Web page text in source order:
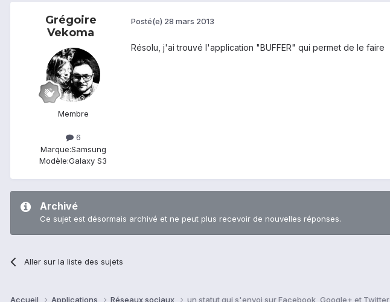
Grégoire
Vekoma
Membre
6
Marque:Samsung
Modèle:Galaxy S3
Posté(e) 28 mars 2013
Résolu, j'ai trouvé l'application "BUFFER" qui permet de le faire
Archivé
Ce sujet est désormais archivé et ne peut plus recevoir de nouvelles réponses.
Aller sur la liste des sujets
Accueil Applications Réseaux sociaux un statut qui s'envoi sur Facebook, Google+ et Twitter